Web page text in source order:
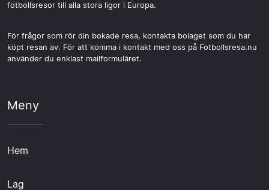
fotbollsresor till alla stora ligor i Europa.
För frågor som rör din bokade resa, kontakta bolaget som du har
köpt resan av. För att komma i kontakt med oss på Fotbollsresa.nu
använder du enklast mailformuläret.
Meny
Hem
Lag